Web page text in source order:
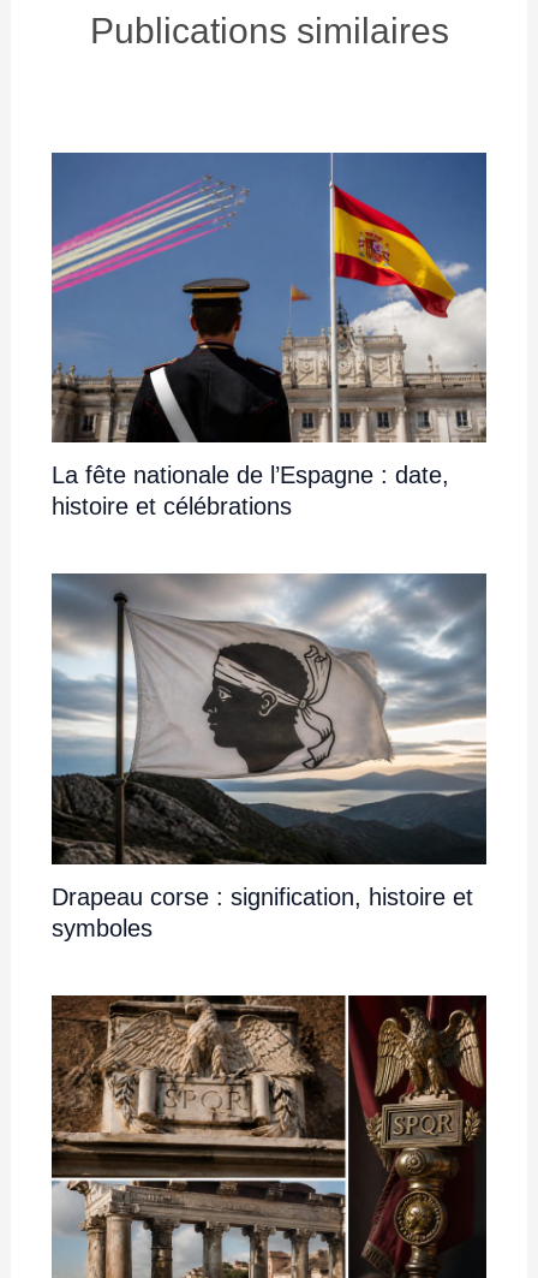
Publications similaires
La fête nationale de l’Espagne : date,
histoire et célébrations
Drapeau corse : signification, histoire et
symboles